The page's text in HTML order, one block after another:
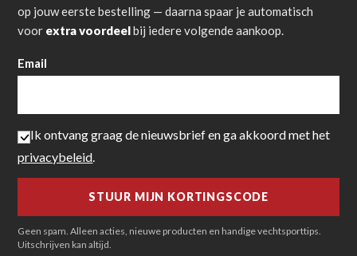
op jouw eerste bestelling — daarna spaar je automatisch
voor extra voordeelbij iedere volgende aankoop.
Email
Ik ontvang graag de nieuwsbrief en ga akkoord met het
privacybeleid.
Geen spam. Alleen acties, nieuwe producten en handige vechtsporttips.
Uitschrijven kan altijd.